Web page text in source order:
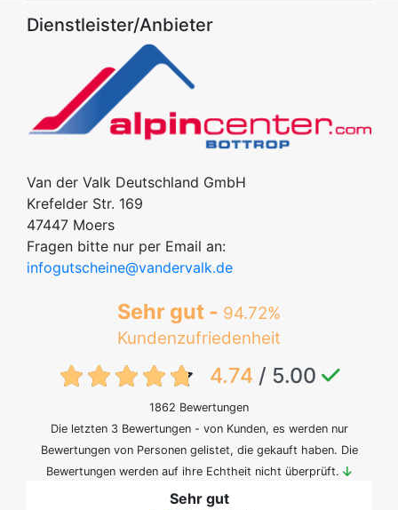
Dienstleister/Anbieter
Van der Valk Deutschland GmbH
Krefelder Str. 169
47447 Moers
Fragen bitte nur per Email an:
infogutscheine@vandervalk.de
Sehr gut - 94.72%
Kundenzufriedenheit
{txt:feedback-rating}
4.74 / 5.00
1862 Bewertungen
Die letzten 3 Bewertungen - von Kunden, es werden nur
Bewertungen von Personen gelistet, die gekauft haben. Die
Bewertungen werden auf ihre Echtheit nicht überprüft.
Sehr gut